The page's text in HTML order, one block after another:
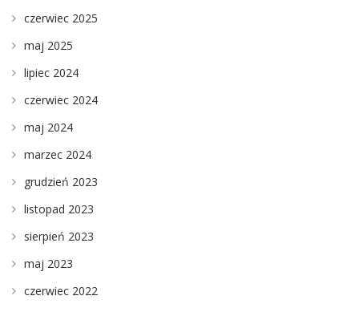
czerwiec 2025
maj 2025
lipiec 2024
czerwiec 2024
maj 2024
marzec 2024
grudzień 2023
listopad 2023
sierpień 2023
maj 2023
czerwiec 2022